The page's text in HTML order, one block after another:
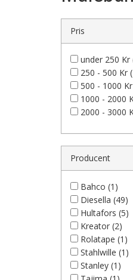
Pris
under 250 Kr
250 - 500 Kr
500 - 1000
1000 - 2000
2000 - 3000
Producent
Bahco (1)
Diesella (49)
Hultafors (5)
Kreator (2)
Rolatape (1)
Stahlwille (1)
Stanley (1)